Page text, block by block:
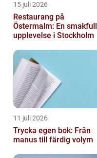
15 juli 2026
Restaurang på
Östermalm: En smakfull
upplevelse i Stockholm
11 juli 2026
Trycka egen bok: Från
manus till färdig volym